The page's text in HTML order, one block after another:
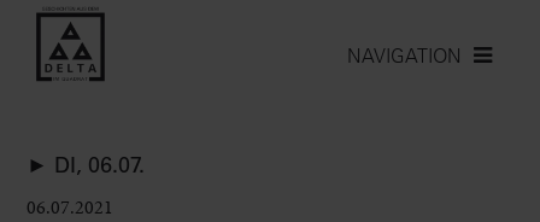
NAVIGATION
► DI, 06.07.
06.07.2021